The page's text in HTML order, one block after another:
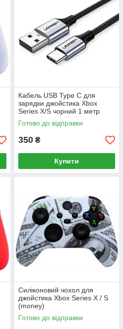
Кабель USB Type C для
зарядки джойстика Xbox
Series X/S чорний 1 метр
Готово до відправки
350 ₴
Купити
Силіконовий чохол для
джойстика Xbox Series X / S
(money)
Готово до відправки